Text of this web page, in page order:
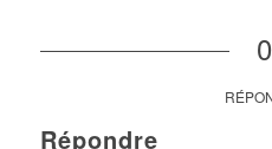
0
Répondre